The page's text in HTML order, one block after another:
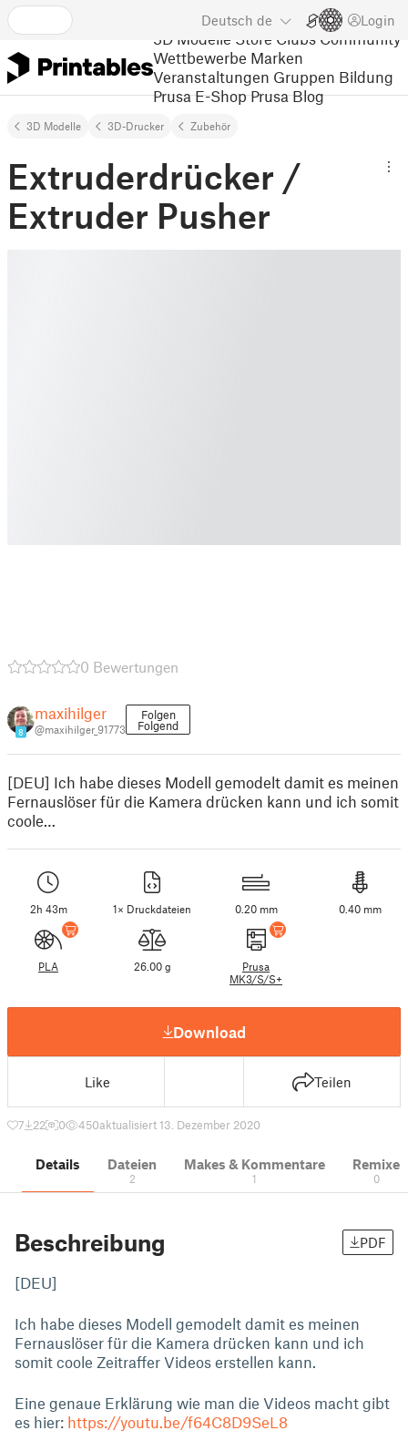
Deutsch de Login
3D Modelle Store Clubs Community
Wettbewerbe Marken
Veranstaltungen Gruppen Bildung
Prusa E-Shop Prusa Blog
3D Modelle 3D-Drucker Zubehör
Extruderdrücker /
Extruder Pusher
0 Bewertungen
8
maxihilger
@maxihilger_91773
Folgen
Folgend
[DEU] Ich habe dieses Modell gemodelt damit es meinen
Fernauslöser für die Kamera drücken kann und ich somit
coole…
2h 43m 1× Druckdateien 0.20 mm 0.40 mm
PLA 26.00 g
Prusa
MK3/S/S+
Download
Like Teilen
7 22 0 450aktualisiert 13. Dezember 2020
Details Dateien
2
Makes & Kommentare
1
Remixe
0
Beschreibung PDF
[DEU]
Ich habe dieses Modell gemodelt damit es meinen
Fernauslöser für die Kamera drücken kann und ich
somit coole Zeitraffer Videos erstellen kann.
Eine genaue Erklärung wie man die Videos macht gibt
es hier: https://youtu.be/f64C8D9SeL8